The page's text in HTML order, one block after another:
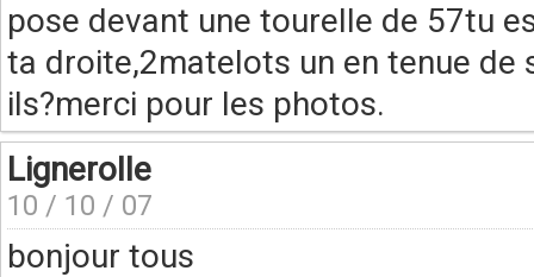
pose devant une tourelle de 57tu
ta droite,2matelots un en tenue
ils?merci pour les photos.
Lignerolle
10 / 10 / 07
bonjour tous